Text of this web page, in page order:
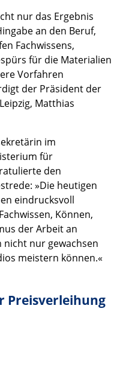
nur das Ergebnis
an den Beruf,
Fachwissens,
für die Materialien
Vorfahren
der Präsident der
Matthias
im
für
den
»Die heutigen
eindrucksvoll
Können,
der Arbeit an
nur gewachsen
meistern können.«
Preisverleihung